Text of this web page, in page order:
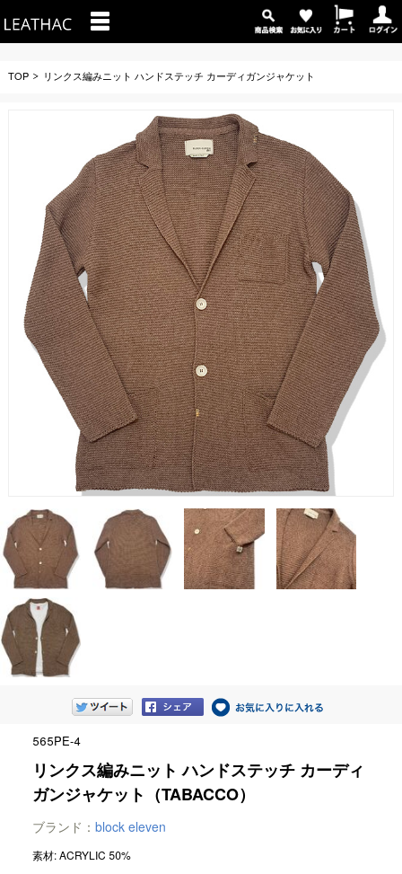
TOP リンクス編みニット ハンドステッチ カーディガンジャケット
565PE-4
リンクス編みニット ハンドステッチ カーディ
ガンジャケット（TABACCO）
ブランド： block eleven
素材: ACRYLIC 50%